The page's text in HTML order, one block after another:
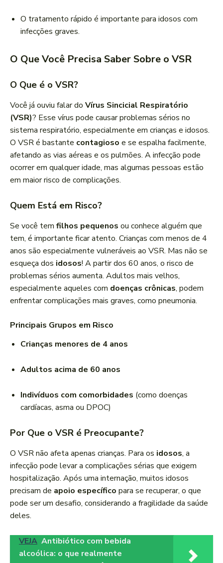
O tratamento rápido é importante para idosos com
infecções graves.
O Que Você Precisa Saber Sobre o VSR
O Que é o VSR?
Você já ouviu falar do Vírus Sincicial Respiratório
(VSR)? Esse vírus pode causar problemas sérios no
sistema respiratório, especialmente em crianças e idosos.
O VSR é bastante contagioso e se espalha facilmente,
afetando as vias aéreas e os pulmões. A infecção pode
ocorrer em qualquer idade, mas algumas pessoas estão
em maior risco de complicações.
Quem Está em Risco?
Se você tem filhos pequenos ou conhece alguém que
tem, é importante ficar atento. Crianças com menos de 4
anos são especialmente vulneráveis ao VSR. Mas não se
esqueça dos idosos! A partir dos 60 anos, o risco de
problemas sérios aumenta. Adultos mais velhos,
especialmente aqueles com doenças crônicas, podem
enfrentar complicações mais graves, como pneumonia.
Principais Grupos em Risco
Crianças menores de 4 anos
Adultos acima de 60 anos
Indivíduos com comorbidades (como doenças
cardíacas, asma ou DPOC)
Por Que o VSR é Preocupante?
O VSR não afeta apenas crianças. Para os idosos, a
infecção pode levar a complicações sérias que exigem
hospitalização. Após uma internação, muitos idosos
precisam de apoio específico para se recuperar, o que
pode ser um desafio, considerando a fragilidade da saúde
deles.
VEJA Antibiótico com bebida
alcoólica: o que realmente